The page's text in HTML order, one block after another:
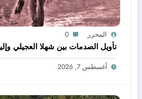
المحرر 0
تأويل الصدمات بين شهلا العجيلي
أغسطس 7, 2026